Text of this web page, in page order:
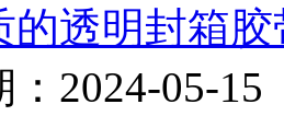
的透明封箱
2024-05-15